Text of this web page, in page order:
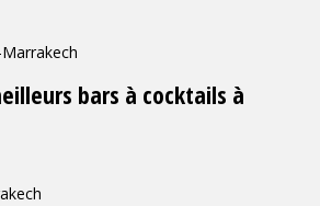
bars à cocktails à